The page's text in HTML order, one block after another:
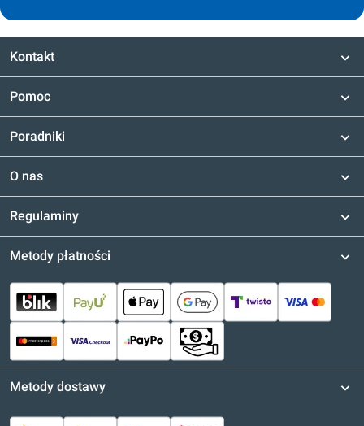
Kontakt
Pomoc
Poradniki
O nas
Regulaminy
Metody płatności
Metody dostawy